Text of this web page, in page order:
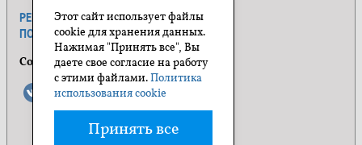
РЕКЛАМА ПРАВИЛА САЙТА
ПОЛИТИКА КОНФИДЕНЦИАЛЬНОСТИ
Социальные сети
Этот сайт использует файлы
cookie для хранения данных.
Нажимая "Принять все", Вы
даете свое согласие на работу
с этими файлами.Политика
использования cookie
Принять все